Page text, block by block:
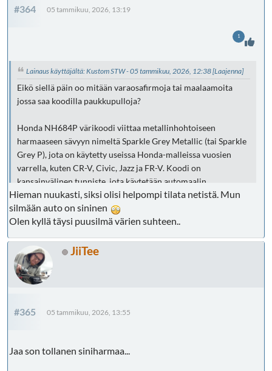
#364 05 tammikuu, 2026, 13:19
Lainaus käyttäjältä: Kustom STW - 05 tammikuu, 2026, 12:38[Laajenna]
Eikö siellä päin oo mitään varaosafirmoja tai maalaamoita
jossa saa koodilla paukkupulloja?
Honda NH684P värikoodi viittaa metallinhohtoiseen
harmaaseen sävyyn nimeltä Sparkle Grey Metallic (tai Sparkle
Grey P), jota on käytetty useissa Honda-malleissa vuosien
varrella, kuten CR-V, Civic, Jazz ja FR-V. Koodi on
kansainvälinen tunniste, jota käytetään automaalin
sekoitukseen täydellisen sävymatchin takaamiseksi.
Värikoodi: NH684P
Värin nimi: Sparkle Grey Metallic / Sparkle Grey P
malleissa.
Hieman nuukasti, siksi olisi helpompi tilata netistä. Mun
silmään auto on sininen
Olen kyllä täysi puusilmä värien suhteen..
1
JiiTee
#365 05 tammikuu, 2026, 13:55
Jaa son tollanen siniharmaa...